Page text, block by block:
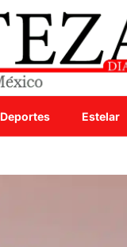
Deportes Estelar